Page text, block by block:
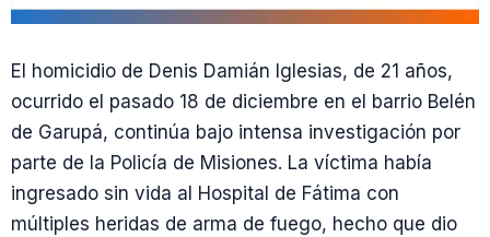
El homicidio de Denis Damián Iglesias, de 21 años,
ocurrido el pasado 18 de diciembre en el barrio Belén
de Garupá, continúa bajo intensa investigación por
parte de la Policía de Misiones. La víctima había
ingresado sin vida al Hospital de Fátima con
múltiples heridas de arma de fuego, hecho que dio